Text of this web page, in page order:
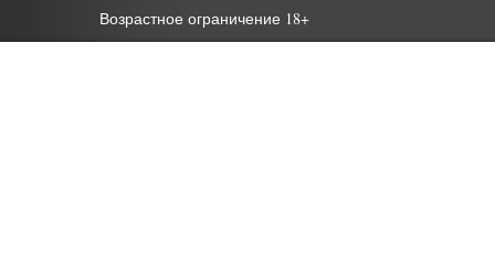
Возрастное ограничение 18+